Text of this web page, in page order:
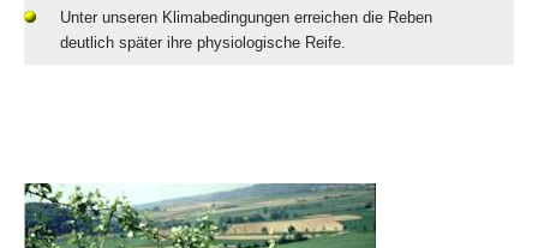
Unter unseren Klimabedingungen erreichen die Reben
deutlich später ihre physiologische Reife.